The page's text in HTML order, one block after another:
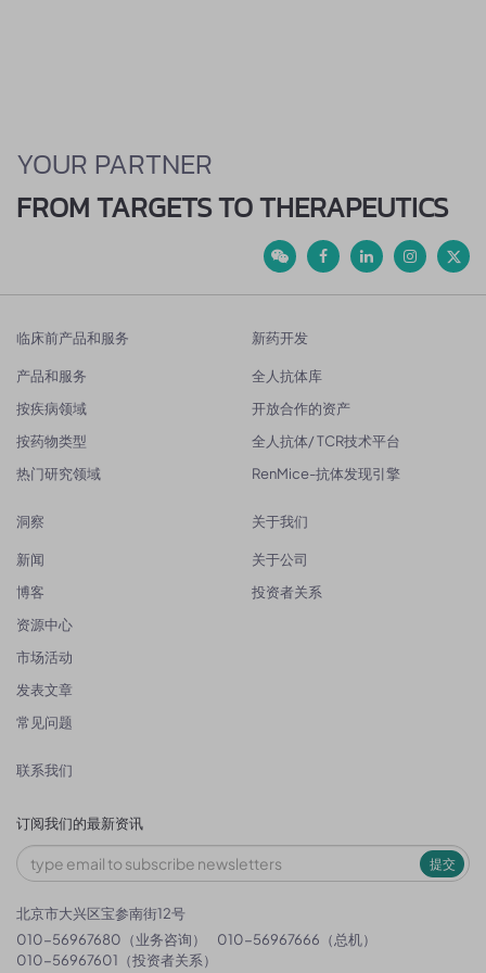
YOUR PARTNER
FROM TARGETS TO THERAPEUTICS
临床前产品和服务
产品和服务
按疾病领域
按药物类型
热门研究领域
新药开发
全人抗体库
开放合作的资产
全人抗体/ TCR技术平台
RenMice-抗体发现引擎
洞察
新闻
博客
资源中心
市场活动
发表文章
常见问题
关于我们
关于公司
投资者关系
联系我们
订阅我们的最新资讯
提交
北京市大兴区宝参南街12号
010-56967680（业务咨询）
010-56967666（总机）
010-56967601（投资者关系）